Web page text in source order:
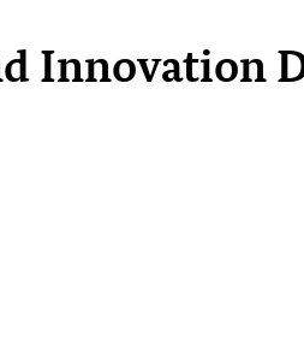
Innovation